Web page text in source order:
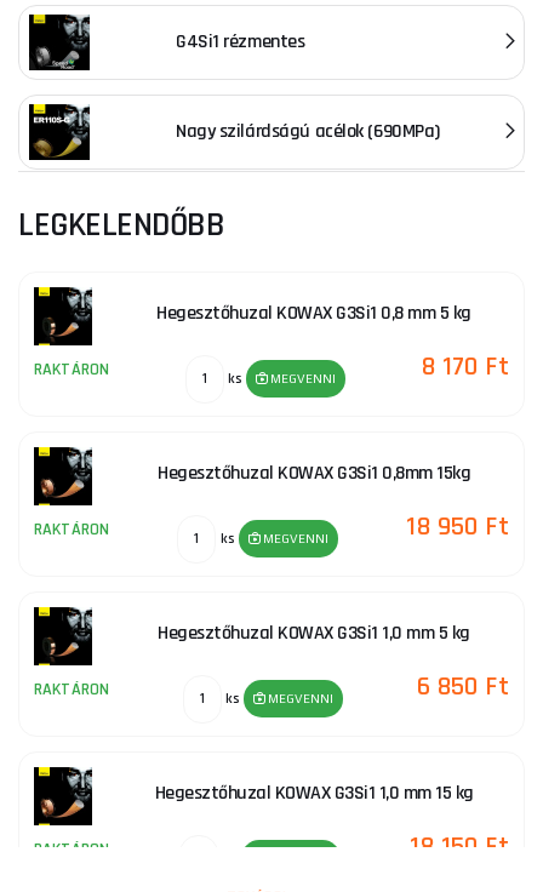
G4Si1 rézmentes
Nagy szilárdságú acélok (690MPa)
LEGKELENDŐBB
Hegesztőhuzal KOWAX G3Si1 0,8 mm 5 kg
RAKTÁRON ks MEGVENNI 8 170 Ft
Hegesztőhuzal KOWAX G3Si1 0,8mm 15kg
RAKTÁRON ks MEGVENNI 18 950 Ft
Hegesztőhuzal KOWAX G3Si1 1,0 mm 5 kg
RAKTÁRON ks MEGVENNI 6 850 Ft
Hegesztőhuzal KOWAX G3Si1 1,0 mm 15 kg
RAKTÁRON 18 150 Ft